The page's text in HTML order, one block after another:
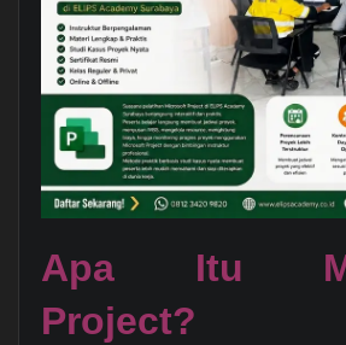
Apa Itu
Project?